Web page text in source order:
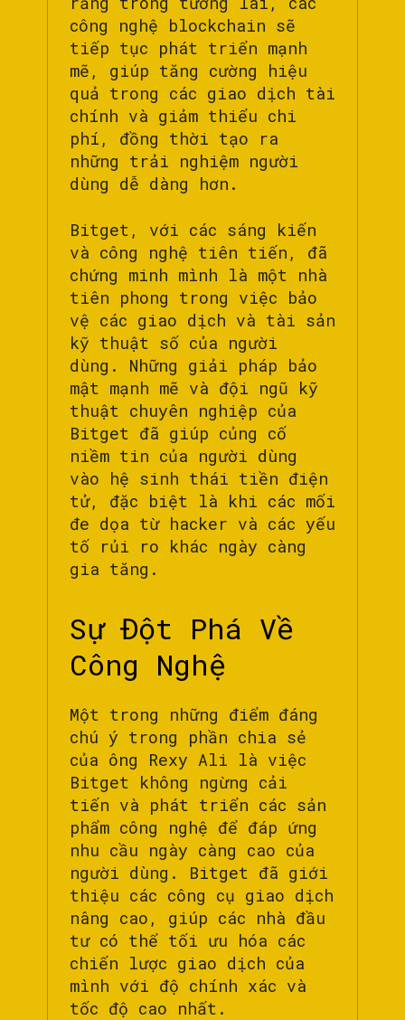
công nghệ blockchain sẽ
tiếp tục phát triển mạnh
mẽ, giúp tăng cường hiệu
quả trong các giao dịch tài
chính và giảm thiểu chi
phí, đồng thời tạo ra
những trải nghiệm người
dùng dễ dàng hơn.
Bitget, với các sáng kiến
và công nghệ tiên tiến, đã
chứng minh mình là một nhà
tiên phong trong việc bảo
vệ các giao dịch và tài sản
kỹ thuật số của người
dùng. Những giải pháp bảo
mật mạnh mẽ và đội ngũ kỹ
thuật chuyên nghiệp của
Bitget đã giúp củng cố
niềm tin của người dùng
vào hệ sinh thái tiền điện
tử, đặc biệt là khi các mối
đe dọa từ hacker và các yếu
tố rủi ro khác ngày càng
gia tăng.
Sự Đột Phá Về
Công Nghệ
Một trong những điểm đáng
chú ý trong phần chia sẻ
của ông Rexy Ali là việc
Bitget không ngừng cải
tiến và phát triển các sản
phẩm công nghệ để đáp ứng
nhu cầu ngày càng cao của
người dùng. Bitget đã giới
thiệu các công cụ giao dịch
nâng cao, giúp các nhà đầu
tư có thể tối ưu hóa các
chiến lược giao dịch của
mình với độ chính xác và
tốc độ cao nhất.